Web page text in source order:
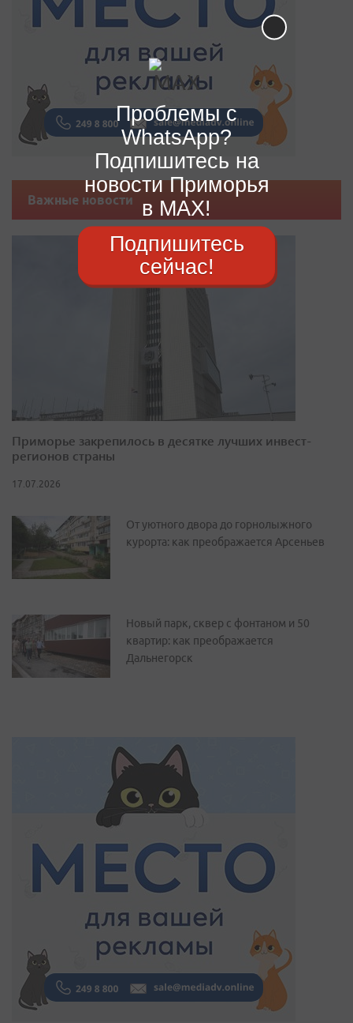
Важные новости
Приморье закрепилось в десятке лучших инвест-
регионов страны
17.07.2026
От уютного двора до горнолыжного
курорта: как преображается Арсеньев
Новый парк, сквер с фонтаном и 50
квартир: как преображается
Дальнегорск
Проблемы с
WhatsApp?
Подпишитесь на
новости Приморья
в MAX!
Подпишитесь
сейчас!